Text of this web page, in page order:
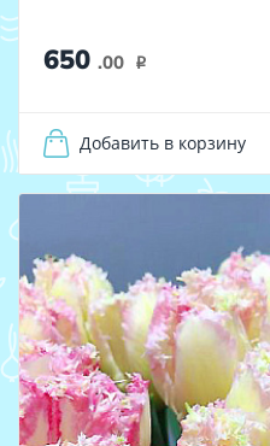
650 .00 i
Добавить в корзину